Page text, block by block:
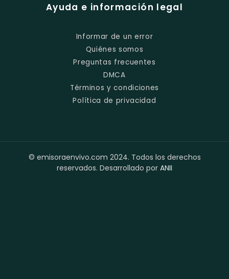
Ayuda e información legal
Informar de un error
Quiénes somos
Preguntas frecuentes
DMCA
Términos y condiciones
Política de privacidad
© emisoraenvivo.com 2024. Todos los derechos
reservados. Desarrollado por ANII